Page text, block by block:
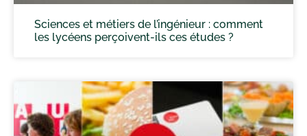
Sciences et métiers de l’ingénieur : comment
les lycéens perçoivent-ils ces études ?